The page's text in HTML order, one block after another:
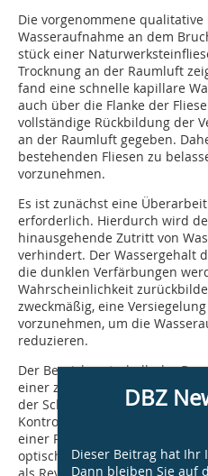
Die vorgenommene
Wasseraufnahme an dem
stück einer
Trocknung an der Raumluft
fand eine schnelle kapillare
auch über die Flanke der
vollständige Rückbildung der
an der Raumluft gegeben.
bestehenden Fliesen zu
vorzunehmen.
Es ist zunächst eine
erforderlich. Hierdurch wird
hinausgehende Zutritt von
verhindert. Der Wassergehalt
die dunklen Verfärbungen
Wahrscheinlichkeit
zweckmäßig, eine
vorzunehmen, um die
reduzieren.
Der Bereich unterhalb der
einer zerstörenden Prüfung
der Schadensfall zeigt –
Kontrollen vornehmen zu
einer Revisionsöffnung
optischen Gründen nicht
DBZ
Dieser Beitrag hat Ihr
Dann bleiben Sie auf